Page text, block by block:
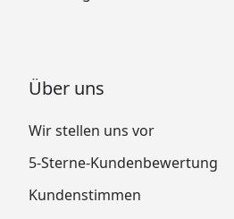
Über uns
Wir stellen uns vor
5-Sterne-Kundenbewertung
Kundenstimmen